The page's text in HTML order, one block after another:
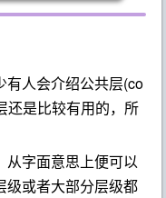
有人会介绍公共层(co
还是比较有用的，所
从字面意思上便可以
级或者大部分层级都